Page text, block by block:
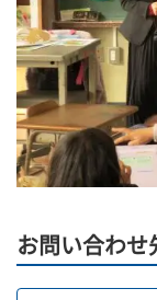
お問い合わせ